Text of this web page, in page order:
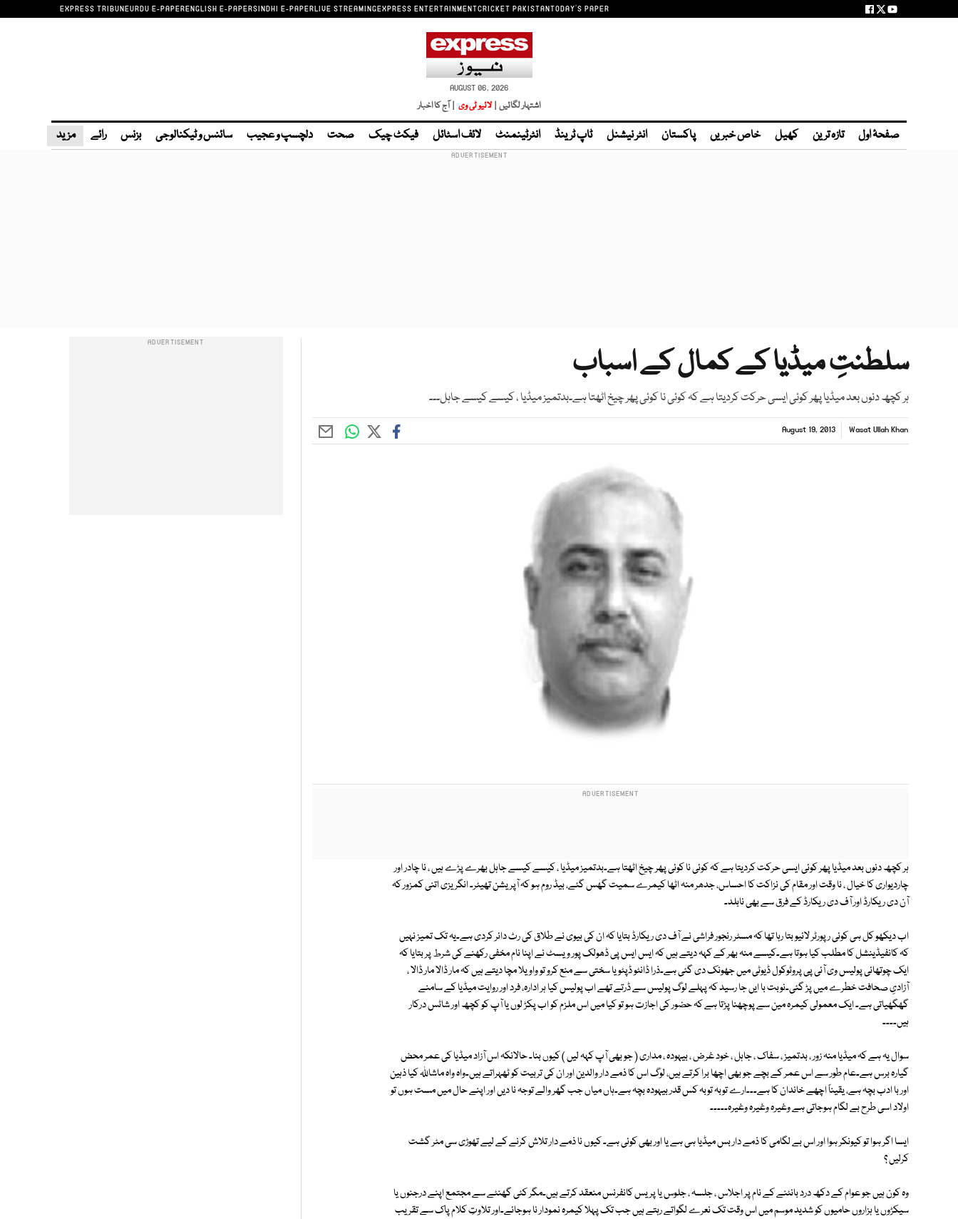
EXPRESS TRIBUNEURDU E-PAPERENGLISH E-PAPERSINDHI E-PAPERLIVE STREAMINGEXPRESS ENTERTAINMENTCRICKET PAKISTANTODAY'S PAPER
AUGUST 06, 2026
اشتہار لگائیں | لائیو ٹی وی | آج کا اخبار
صفحۂ اول تازہ ترین کھیل خاص خبریں پاکستان انٹر نیشنل ٹاپ ٹرینڈ انٹرٹینمنٹ لائف اسٹائل فیکٹ چیک صحت دلچسپ و عجیب سائنس و ٹیکنالوجی بزنس رائے مزید
سلطنتِ میڈیا کے کمال کے اسباب
ہر کچھ دنوں بعد میڈیا پھر کوئی ایسی حرکت کردیتا ہے کہ کوئی نا کوئی پھر چیخ اٹھتا ہے۔بدتمیز میڈیا ، کیسے کیسے جاہل۔۔۔
Wasat Ullah Khan
August 19, 2013
ہر کچھ دنوں بعد میڈیا پھر کوئی ایسی حرکت کردیتا ہے کہ کوئی نا کوئی پھر چیخ اٹھتا ہے۔بدتمیز میڈیا ، کیسے کیسے جاہل بھرے پڑے ہیں ، نا چادر اور
چاردیواری کا خیال ، نا وقت اور مقام کی نزاکت کا احساس، جدھر منہ اٹھا کیمرے سمیت گھس گئے، بیڈ روم ہو کہ آپریشن تھیٹر۔ انگریزی اتنی کمزور کہ
آن دی ریکارڈ اور آف دی ریکارڈ کے فرق سے بھی نابلد۔
اب دیکھو کل ہی کوئی رپورٹر لائیو بتا رہا تھا کہ مسٹر رنجور فراشی نے آف دی ریکارڈ بتایا کہ ان کی بیوی نے طلاق کی رٹ دائر کردی ہے۔یہ تک تمیز نہیں
کہ کانفیڈینشل کا مطلب کیا ہوتا ہے۔کیسے منہ بھر کے کہہ دیتے ہیں کہ ایس ایس پی ڈھولک پور ویسٹ نے اپنا نام مخفی رکھنے کی شرط پر بتایا کہ
ایک چوتھائی پولیس وی آئی پی پروٹوکول ڈیوٹی میں جھونک دی گئی ہے۔ذرا ڈانٹو ڈپٹو یا سختی سے منع کرو تو واویلا مچا دیتے ہیں کہ مار ڈالا مار ڈالا ،
آزادیِ صحافت خطرے میں پڑ گئی۔نوبت با ایں جا رسید کہ پہلے لوگ پولیس سے ڈرتے تھے اب پولیس کیا ہر ادارہ، فرد اور روایت میڈیا کے سامنے
گھگھیاتی ہے۔ ایک معمولی کیمرہ مین سے پوچھنا پڑتا ہے کہ حضور کی اجازت ہو تو کیا میں اس ملزم کو اب پکڑ لوں یا آپ کو کچھ اور شاٹس درکار
ہیں۔۔۔۔
سوال یہ ہے کہ میڈیا منہ زور ، بدتمیز ، سفاک ، جاہل ، خود غرض ، بیہودہ ، مداری ( جو بھی آپ کہہ لیں ) کیوں بنا۔ حالانکہ اس آزاد میڈیا کی عمر محض
گیارہ برس ہے۔عام طور سے اس عمر کے بچے جو بھی اچھا برا کرتے ہیں، لوگ اس کا ذمے دار والدین اور ان کی تربیت کو ٹھہراتے ہیں۔واہ واہ ماشاللہ کیا ذہین
اور با ادب بچہ ہے، یقیناً اچھے خاندان کا ہے۔۔۔ارے توبہ توبہ کس قدر بیہودہ بچہ ہے۔ہاں میاں جب گھر والے توجہ نا دیں اور اپنے حال میں مست ہوں تو
اولاد اسی طرح بے لگام ہوجاتی ہے وغیرہ وغیرہ وغیرہ۔۔۔۔۔
ایسا اگر ہوا تو کیونکر ہوا اور اس بے لگامی کا ذمے دار بس میڈیا ہی ہے یا اور بھی کوئی ہے۔ کیوں نا ذمے دار تلاش کرنے کے لیے تھوڑی سی مٹر گشت
کرلیں ؟
وہ کون ہیں جو عوام کے دکھ درد بانٹنے کے نام پر اجلاس ، جلسہ ، جلوس یا پریس کانفرنس منعقد کرتے ہیں۔مگر کئی گھنٹے سے مجتمع اپنے درجنوں یا
سیکڑوں یا ہزاروں حامیوں کو شدید موسم میں اس وقت تک نعرے لگواتے رہتے ہیں جب تک پہلا کیمرہ نمودار نا ہوجائے۔اور تلاوتِ کلام پاک سے تقریب